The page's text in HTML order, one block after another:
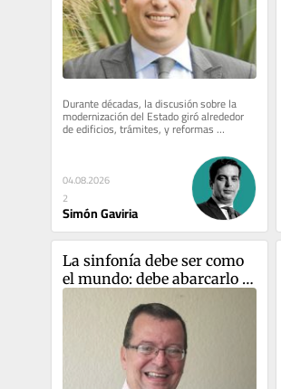
Durante décadas, la discusión sobre la
modernización del Estado giró alrededor
de edificios, trámites, y reformas
administrativas. Hoy la...
04.08.2026
2
Simón Gaviria
La sinfonía debe ser como
el mundo: debe abarcarlo